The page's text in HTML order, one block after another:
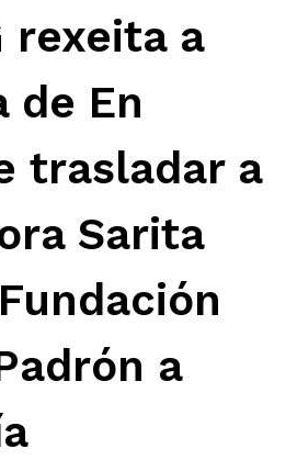
rexeita a
de En
trasladar a
Sarita
a